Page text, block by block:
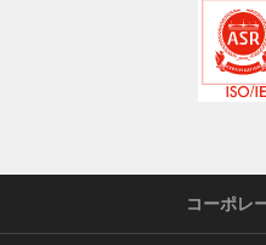
コーポレ